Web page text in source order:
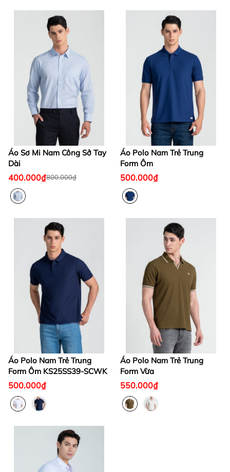
Áo Sơ Mi Nam Công Sở Tay
Dài
400.000₫800.000₫
Áo Polo Nam Trẻ Trung
Form Ôm
500.000₫
Áo Polo Nam Trẻ Trung
Form Ôm KS25SS39-SCWK
500.000₫
Áo Polo Nam Trẻ Trung
Form Vừa
550.000₫